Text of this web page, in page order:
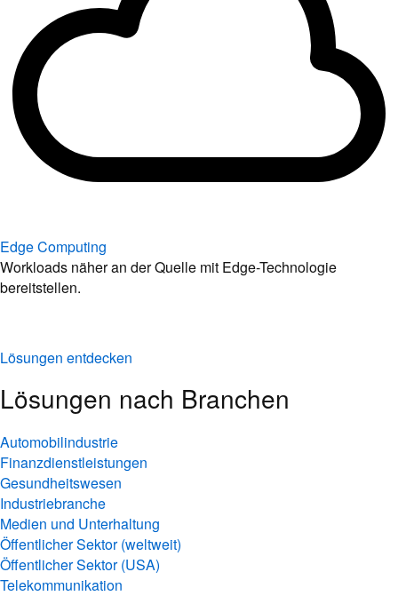
Edge Computing
Workloads näher an der Quelle mit Edge-Technologie
bereitstellen.
Lösungen entdecken
Lösungen nach Branchen
Automobilindustrie
Finanzdienstleistungen
Gesundheitswesen
Industriebranche
Medien und Unterhaltung
Öffentlicher Sektor (weltweit)
Öffentlicher Sektor (USA)
Telekommunikation